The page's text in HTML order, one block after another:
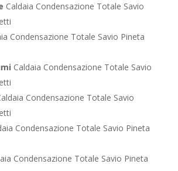
Caldaia Condensazione Totale Savio
Condensazione Totale Savio Pineta
Caldaia Condensazione Totale Savio
Condensazione Totale Savio
Condensazione Totale Savio Pineta
Condensazione Totale Savio Pineta